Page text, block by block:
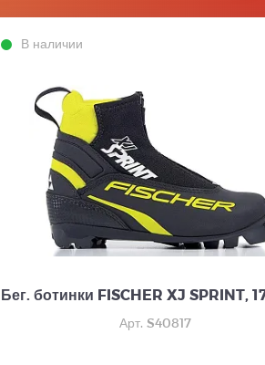
В наличии
Бег. ботинки FISCHER XJ SPRINT,
Арт. S40817